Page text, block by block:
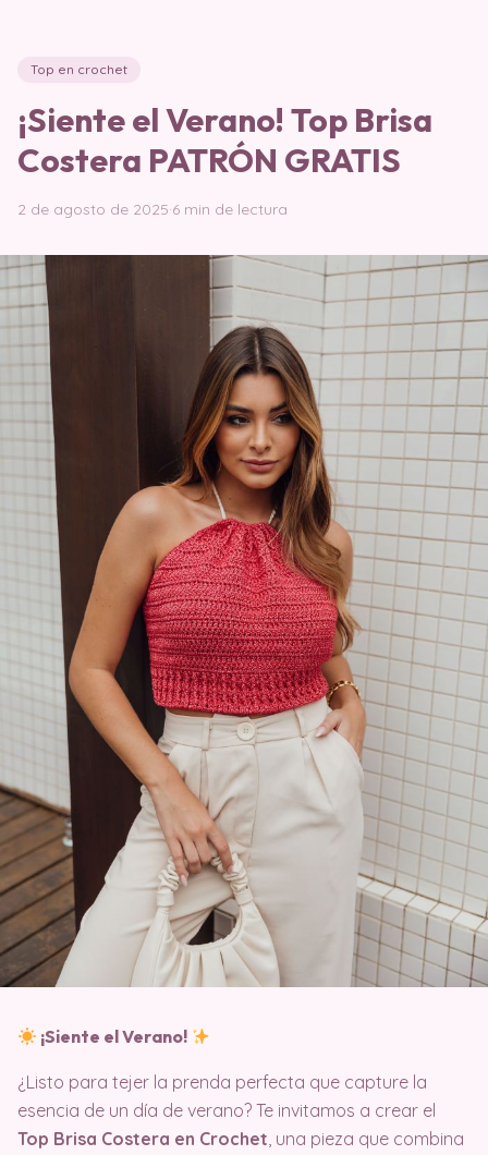
Top en crochet
¡Siente el Verano! Top Brisa
Costera PATRÓN GRATIS
2 de agosto de 2025·6 min de lectura
¡Siente el Verano!
¿Listo para tejer la prenda perfecta que capture la
esencia de un día de verano? Te invitamos a crear el
Top Brisa Costera en Crochet, una pieza que combina